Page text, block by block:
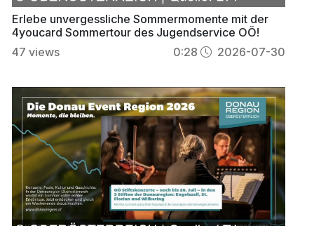
Erlebe unvergessliche Sommermomente mit der
4youcard Sommertour des Jugendservice OÖ!
47 views 0:28 2026-07-30